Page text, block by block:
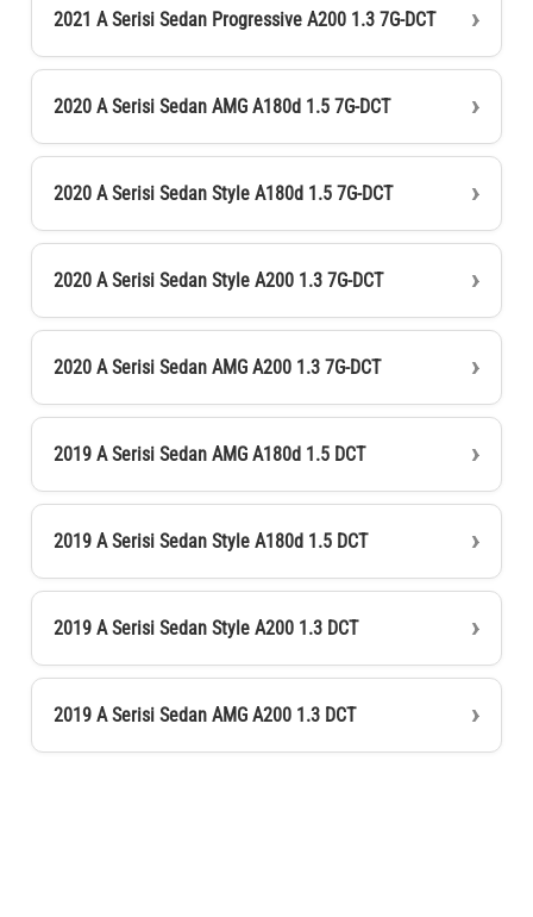
2021 A Serisi Sedan Progressive A200 1.3 7G-DCT
2020 A Serisi Sedan AMG A180d 1.5 7G-DCT
2020 A Serisi Sedan Style A180d 1.5 7G-DCT
2020 A Serisi Sedan Style A200 1.3 7G-DCT
2020 A Serisi Sedan AMG A200 1.3 7G-DCT
2019 A Serisi Sedan AMG A180d 1.5 DCT
2019 A Serisi Sedan Style A180d 1.5 DCT
2019 A Serisi Sedan Style A200 1.3 DCT
2019 A Serisi Sedan AMG A200 1.3 DCT